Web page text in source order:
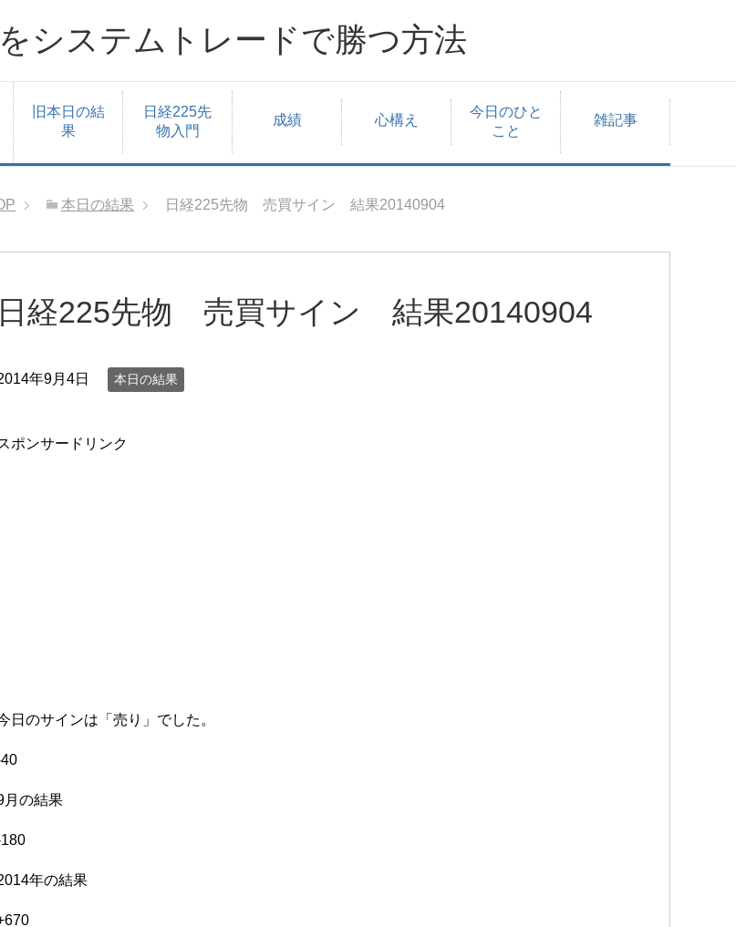
システムトレードで勝つ方法
旧本日の結
果
日経225先
物入門
成績 心構え
今日のひと
こと
雑記事
本日の結果 日経225先物 売買サイン 結果20140904
日経225先物 売買サイン 結果20140904
年9月4日 本日の結果
ポンサードリンク
日のサインは「売り」でした。
月の結果
年の結果